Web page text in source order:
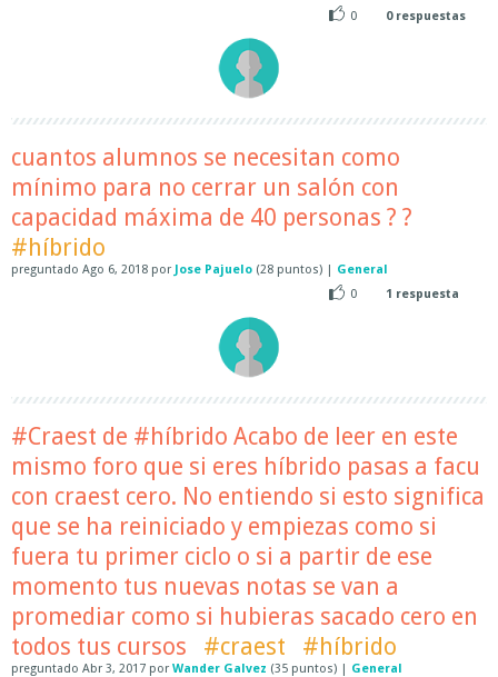
0
0respuestas
cuantos alumnos se necesitan como
mínimo para no cerrar un salón con
capacidad máxima de 40 personas ? ?
#híbrido
preguntado Ago 6, 2018 por Jose Pajuelo (28 puntos) | General
0
1 respuesta
#Craest de #híbrido Acabo de leer en este
mismo foro que si eres híbrido pasas a facu
con craest cero. No entiendo si esto significa
que se ha reiniciado y empiezas como si
fuera tu primer ciclo o si a partir de ese
momento tus nuevas notas se van a
promediar como si hubieras sacado cero en
todos tus cursos
#craest #híbrido
preguntado Abr 3, 2017 por Wander Galvez (35 puntos) | General